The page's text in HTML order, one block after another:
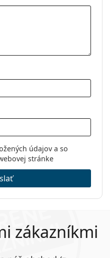
údajov a so
stránke
zákazníkmi